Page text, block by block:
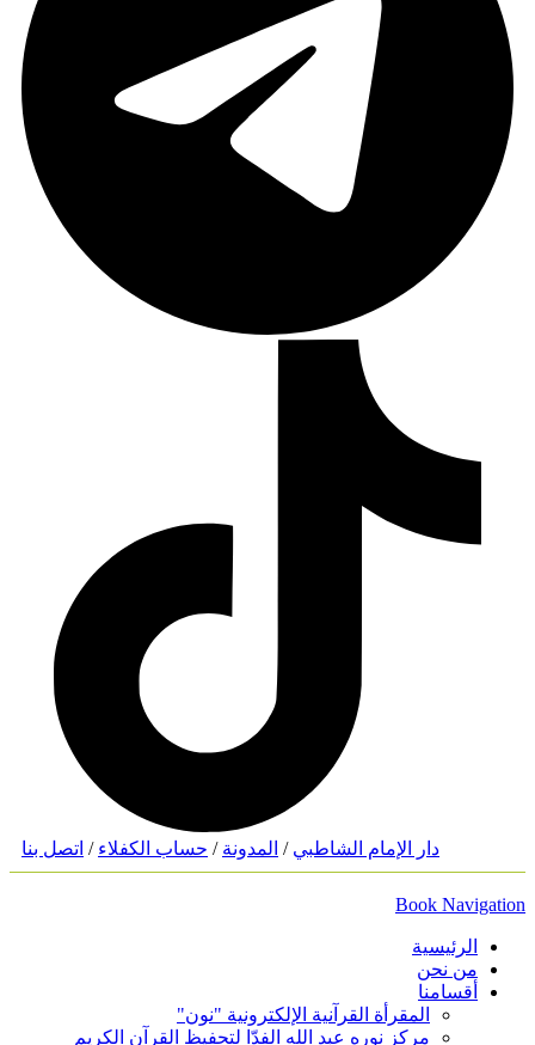
دار الإمام الشاطبي / المدونة / حساب الكفلاء / اتصل بنا
Book Navigation
الرئيسية
من نحن
أقسامنا
المقرأة القرآنية الإلكترونية "نون"
مركز نوره عبد الله الفدّا لتحفيظ القرآن الكريم